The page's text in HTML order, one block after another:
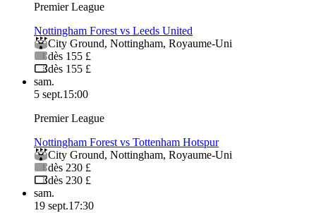
Premier League
Nottingham Forest vs Leeds United
City Ground, Nottingham, Royaume-Uni
dès 155 £
dès 155 £
sam.
5 sept.15:00
Premier League
Nottingham Forest vs Tottenham Hotspur
City Ground, Nottingham, Royaume-Uni
dès 230 £
dès 230 £
sam.
19 sept.17:30